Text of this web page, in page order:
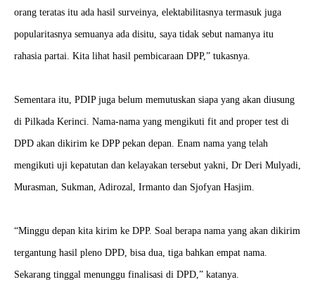
orang teratas itu ada hasil surveinya, elektabilitasnya termasuk juga
popularitasnya semuanya ada disitu, saya tidak sebut namanya itu
rahasia partai. Kita lihat hasil pembicaraan DPP,” tukasnya.
Sementara itu, PDIP juga belum memutuskan siapa yang akan diusung
di Pilkada Kerinci. Nama-nama yang mengikuti fit and proper test di
DPD akan dikirim ke DPP pekan depan. Enam nama yang telah
mengikuti uji kepatutan dan kelayakan tersebut yakni, Dr Deri Mulyadi,
Murasman, Sukman, Adirozal, Irmanto dan Sjofyan Hasjim.
“Minggu depan kita kirim ke DPP. Soal berapa nama yang akan dikirim
tergantung hasil pleno DPD, bisa dua, tiga bahkan empat nama.
Sekarang tinggal menunggu finalisasi di DPD,” katanya.